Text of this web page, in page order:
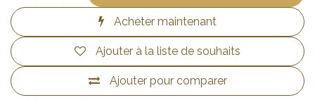
Acheter maintenant
Ajouter pour comparer
Ajouter à la liste de souhaits